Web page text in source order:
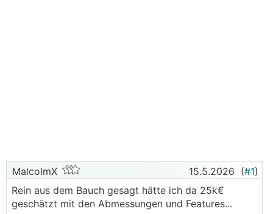
MalcolmX 15.5.2026 (#1)
Rein aus dem Bauch gesagt hätte ich da 25k€
geschätzt mit den Abmessungen und Features...